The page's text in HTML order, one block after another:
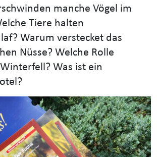
manche Vögel im
Tiere halten
Warum verstecket das
Nüsse? Welche Rolle
Was ist ein